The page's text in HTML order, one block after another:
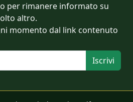
per rimanere informato su
altro.
momento dal link contenuto